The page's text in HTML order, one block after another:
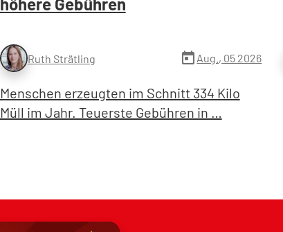
Ruth Strätling todayAug., 05 2026
Menschen erzeugten im Schnitt 334 Kilo
Müll im Jahr. Teuerste Gebühren in …